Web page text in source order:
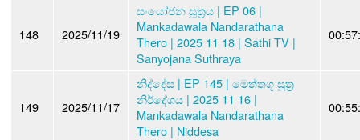
148 2025/11/19
සංයෝජන සූත්‍රය | EP 06 |
Mankadawala Nandarathana
Thero | 2025 11 18 | Sathi TV |
Sanyojana Suthraya
149 2025/11/17
නිද්දේස | EP 145 | මෙත්තගූ සූත්‍ර
නිර්දේශය | 2025 11 16 |
Mankadawala Nandarathana
Thero | Niddesa